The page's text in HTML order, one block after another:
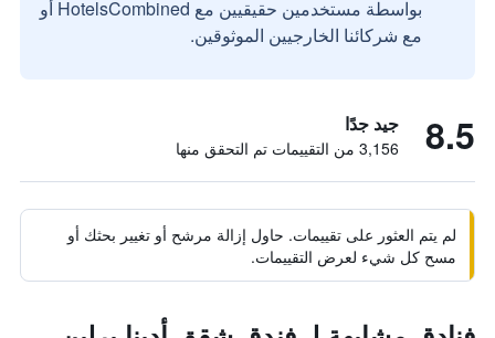
بواسطة مستخدمين حقيقيين مع HotelsCombined أو
مع شركائنا الخارجيين الموثوقين.
8.5 جيد جدًا
3,156 من التقييمات تم التحقق منها
لم يتم العثور على تقييمات. حاول إزالة مرشح أو تغيير بحثك أو
مسح كل شيء لعرض التقييمات.